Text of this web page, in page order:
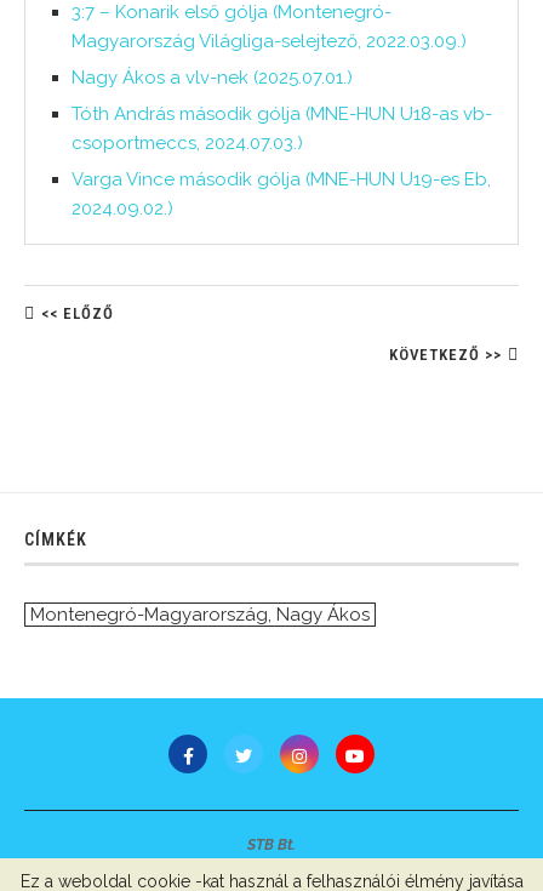
3:7 – Konarik első gólja (Montenegró-
Magyarország Világliga-selejtező, 2022.03.09.)
Nagy Ákos a vlv-nek (2025.07.01.)
Tóth András második gólja (MNE-HUN U18-as vb-
csoportmeccs, 2024.07.03.)
Varga Vince második gólja (MNE-HUN U19-es Eb,
2024.09.02.)
<< ELŐZŐ
KÖVETKEZŐ >>
CÍMKÉK
Montenegró-Magyarország, Nagy Ákos
STB Bt.
Ez a weboldal cookie -kat használ a felhasználói élmény javítása